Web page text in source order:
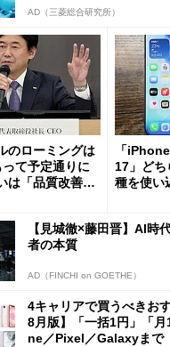
AD（三菱総合研究所）
のローミングは
って予定通りに
「品質改善」
「
17」ど
種を使い
【見城徹×藤田晋】AI時
者の本質
AD（FINCHI on GOETHE）
4キャリアで買うべきお
8月版】「一括1円」「
ne／Pixel／Galaxyまで